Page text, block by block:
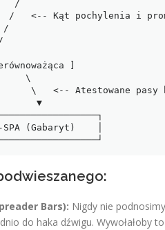
Bars): Nigdy nie
do haka dźwigu. Wywołałoby